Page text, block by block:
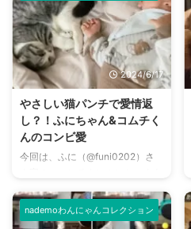
2024/6/17
やさしい猫パンチで愛情返
し？！ふにちゃん&コムチく
んのコンビ愛
今回は、ふに（@funi0202）さ
ご紹介します。 やさしいお姉ち
ゃんぶりが、とてもキュートなふ
にちゃん。 ふにちゃん大好き！
nademoわんにゃんコレクション